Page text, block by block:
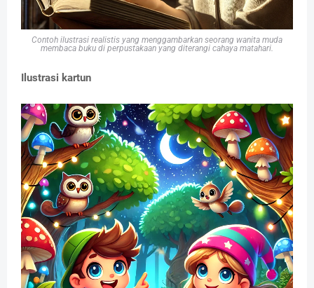
Contoh ilustrasi realistis yang menggambarkan seorang wanita muda
membaca buku di perpustakaan yang diterangi cahaya matahari.
Ilustrasi kartun